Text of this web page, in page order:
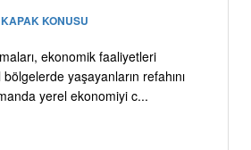
KONUSU
ekonomik faaliyetleri
yaşayanların refahını
yerel ekonomiyi c...